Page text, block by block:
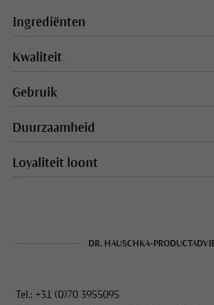
Ingrediënten
Kwaliteit
Gebruik
Duurzaamheid
Loyaliteit loont
DR. HAUSCHKA-
Tel.: +31 (0)70 3955095